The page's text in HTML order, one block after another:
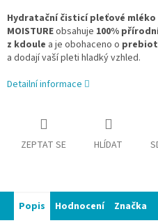
Hydratační čisticí pleťové mléko
MOISTUREobsahuje 100%
z kdoule a je obohaceno o
a dodají vaší pleti hladký vzhled.
Detailní informace
ZEPTAT SE HLÍDAT
Popis Hodnocení Značka